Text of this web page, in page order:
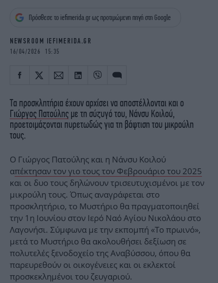
OSCARS
THE OCEAN
Πρόσθεσε το iefimerida.gr ως προτιμώμενη πηγή στη Google
NEWSROOM IEFIMERIDA.GR
16/04/2026 15:35
Τα προσκλητήρια έχουν αρχίσει να αποστέλλονται και ο
Γιώργος Πατούλης με τη σύζυγό του, Νάνσυ Κοιλού,
προετοιμάζονται πυρετωδώς για τη βάφτιση του μικρούλη
τους.
Ο Γιώργος Πατούλης και η Νάνσυ Κοιλού
απέκτησαν τον γιο τους τον Φεβρουάριο του 2025
και οι δυο τους δηλώνουν τρισευτυχισμένοι με τον
μικρούλη τους. Όπως αναγράφεται στο
προσκλητήριο, το Μυστήριο θα πραγματοποιηθεί
την 1η Ιουνίου στον Ιερό Ναό Αγίου Νικολάου στο
Λαγονήσι. Σύμφωνα με την εκπομπή «Το πρωινό»,
μετά το Μυστήριο θα ακολουθήσει δεξίωση σε
πολυτελές ξενοδοχείο της Αναβύσσου, όπου θα
παρευρεθούν οι οικογένειες και οι εκλεκτοί
προσκεκλημένοι του ζευγαριού.